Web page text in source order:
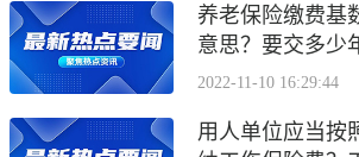
养老保险缴费基
意思？要交多少
2022-11-10 16:29:44
用人单位应当按